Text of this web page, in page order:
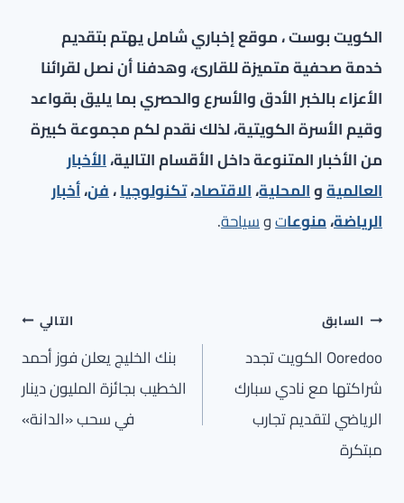
الكويت بوست ، موقع إخباري شامل يهتم بتقديم
خدمة صحفية متميزة للقارئ، وهدفنا أن نصل لقرائنا
الأعزاء بالخبر الأدق والأسرع والحصري بما يليق بقواعد
وقيم الأسرة الكويتية، لذلك نقدم لكم مجموعة كبيرة
من الأخبار المتنوعة داخل الأقسام التالية،الأخبار
العالميةوالمحلية،الاقتصاد،تكنولوجيا،فن،أخبار
الرياضة،منوعاتوسياحة.
تصفّح
المقالات
السابق
Ooredoo الكويت تجدد
شراكتها مع نادي سبارك
الرياضي لتقديم تجارب
مبتكرة
التالي
بنك الخليج يعلن فوز أحمد
الخطيب بجائزة المليون دينار
في سحب «الدانة»